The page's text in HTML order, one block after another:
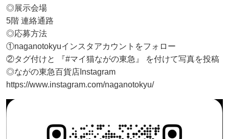
◎展示会場
5階 連絡通路
◎応募方法
①naganotokyuインスタアカウントをフォロー
②タグ付けと 『#マイ猫ながの東急』 を付けて写真を投稿
◎ながの東急百貨店Instagram
https://www.instagram.com/naganotokyu/